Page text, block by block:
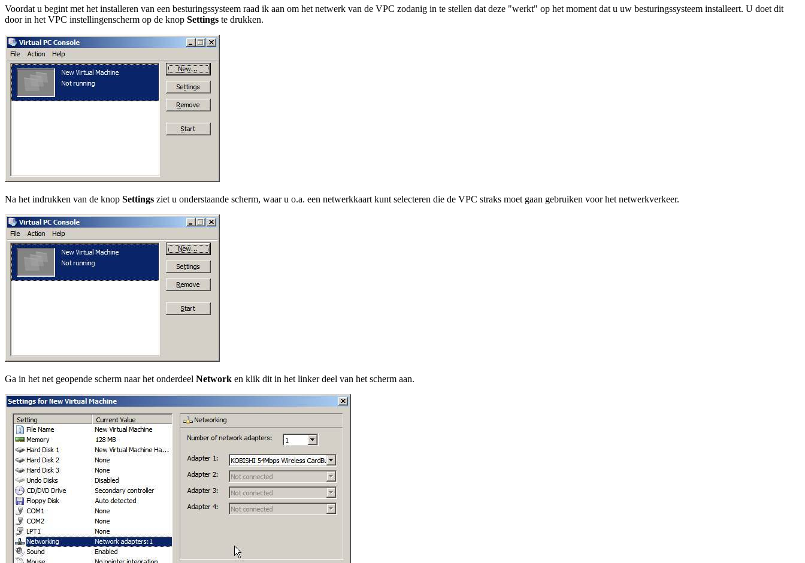
Voordat u begint met het installeren van een besturingssysteem raad ik aan om het netwerk van de VPC zodanig in te stellen dat deze "werkt" op het moment dat u uw besturingssysteem installeert. U doet dit
door in het VPC instellingenscherm op de knop Settings te drukken.
Na het indrukken van de knop Settings ziet u onderstaande scherm, waar u o.a. een netwerkkaart kunt selecteren die de VPC straks moet gaan gebruiken voor het netwerkverkeer.
Ga in het net geopende scherm naar het onderdeel Network en klik dit in het linker deel van het scherm aan.